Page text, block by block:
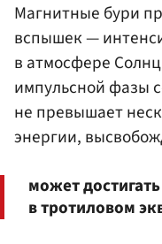
Магнитные бури
вспышек —
в атмосфере
импульсной фазы
не превышает
энергии,
может
в тротиловом